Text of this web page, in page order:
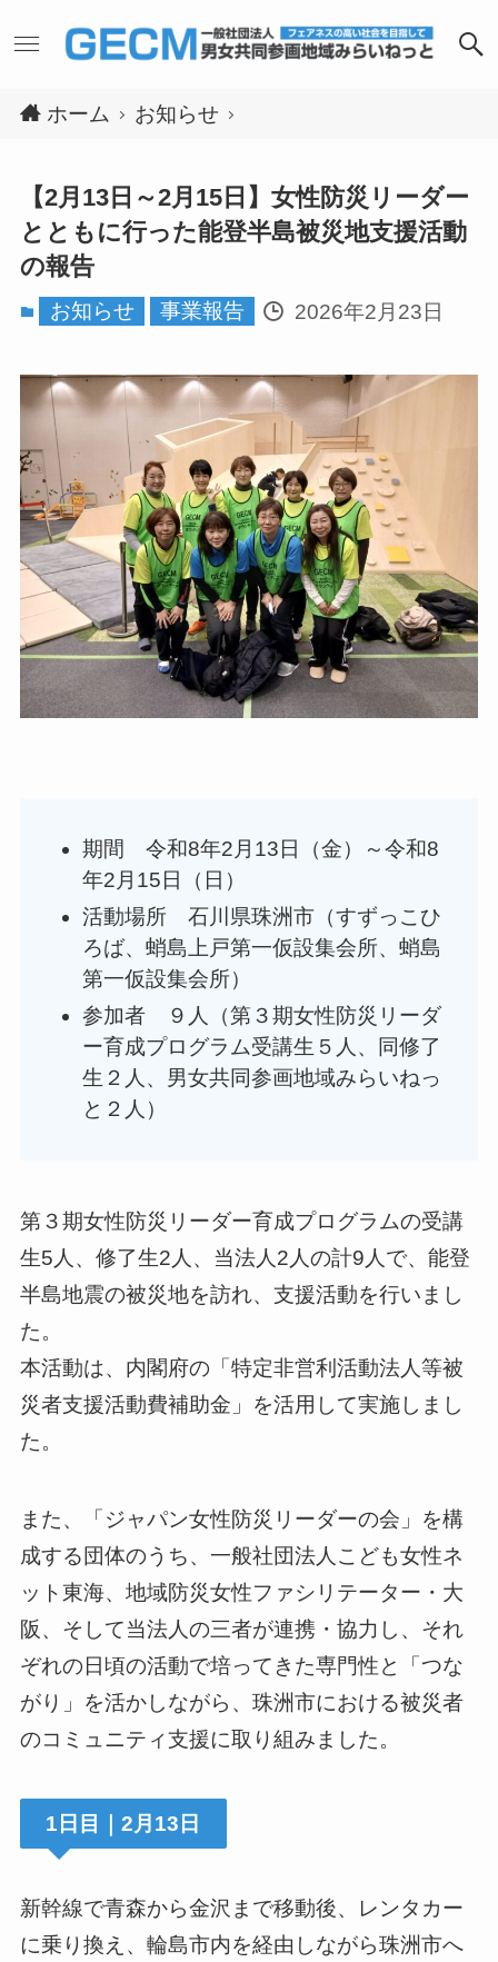
ホーム お知らせ
【2月13日～2月15日】女性防災リーダー
とともに行った能登半島被災地支援活動
の報告
お知らせ 事業報告 2026年2月23日
期間 令和8年2月13日（金）～令和8
年2月15日（日）
活動場所 石川県珠洲市（すずっこひ
ろば、蛸島上戸第一仮設集会所、蛸島
第一仮設集会所）
参加者 ９人（第３期女性防災リーダ
ー育成プログラム受講生５人、同修了
生２人、男女共同参画地域みらいねっ
と２人）
第３期女性防災リーダー育成プログラムの受講
生5人、修了生2人、当法人2人の計9人で、能登
半島地震の被災地を訪れ、支援活動を行いまし
た。
本活動は、内閣府の「特定非営利活動法人等被
災者支援活動費補助金」を活用して実施しまし
た。
また、「ジャパン女性防災リーダーの会」を構
成する団体のうち、一般社団法人こども女性ネ
ット東海、地域防災女性ファシリテーター・大
阪、そして当法人の三者が連携・協力し、それ
ぞれの日頃の活動で培ってきた専門性と「つな
がり」を活かしながら、珠洲市における被災者
のコミュニティ支援に取り組みました。
1日目｜2月13日
新幹線で青森から金沢まで移動後、レンタカー
に乗り換え、輪島市内を経由しながら珠洲市へ